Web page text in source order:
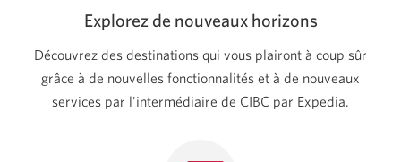
Explorez de nouveaux horizons
Découvrez des destinations qui vous plairont à coup sûr
grâce à de nouvelles fonctionnalités et à de nouveaux
services par l'intermédiaire de CIBC par Expedia.